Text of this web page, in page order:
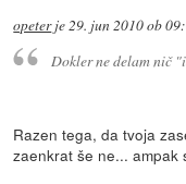
opeterje29. jun 2010 ob
Dokler ne delam nič
Razen tega, da tvoja
zaenkrat še ne... ampak